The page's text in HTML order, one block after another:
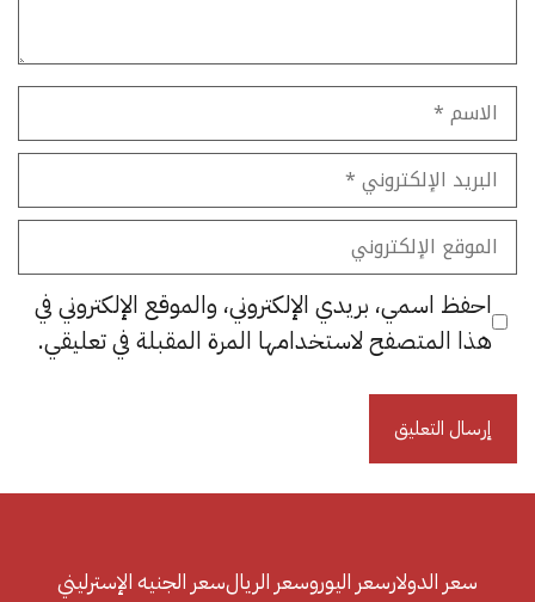
الاسم
البريد
الإلكتروني
الموقع
الإلكتروني
احفظ اسمي، بريدي الإلكتروني، والموقع الإلكتروني في
هذا المتصفح لاستخدامها المرة المقبلة في تعليقي.
سعر الدولارسعر اليوروسعر الريالسعر الجنيه الإسترليني